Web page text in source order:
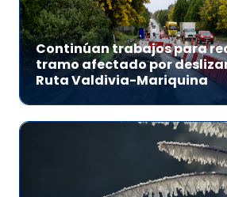
Continúan trabajos para
tramo afectado por
Ruta Valdivia-Mariquina